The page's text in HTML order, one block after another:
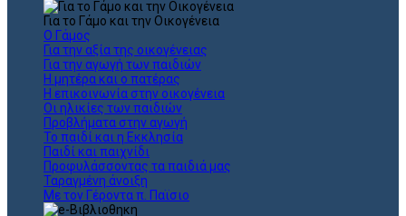
Για το Γάμο και την Οικογένεια
Ο Γάμος
Για την αξία της οικογένειας
Για την αγωγή των παιδιών
Η μητέρα και ο πατέρας
Η επικοινωνία στην οικογένεια
Οι ηλικίες των παιδιών
Προβλήματα στην αγωγή
Το παιδί και η Εκκλησία
Παιδί και παιχνίδι
Προφυλάσσοντας τα παιδιά μας
Ταραγμένη άνοιξη
Με τον Γέροντα π. Παϊσιο